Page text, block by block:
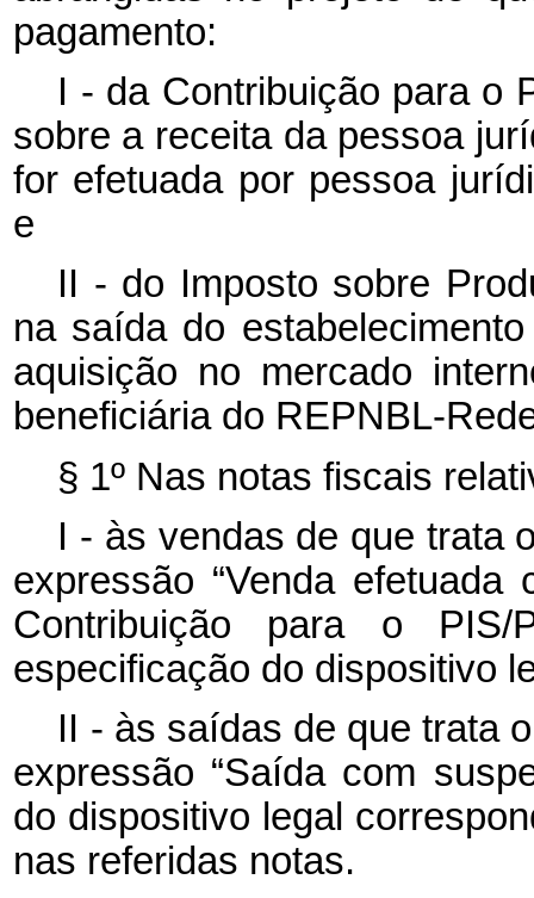
pagamento:
I - da Contribuição para o
sobre a receita da pessoa
for efetuada por pessoa
e
II - do Imposto sobre
na saída do
aquisição no mercado
beneficiária do REPNBL-
§ 1º Nas notas fiscais
I - às vendas de que trata
expressão “Venda
Contribuição para o
especificação do dispositivo
II - às saídas de que trata
expressão “Saída com
do dispositivo legal
nas referidas notas.